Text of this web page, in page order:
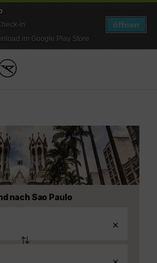
in
im Google Play Store
öffnen
nach Sao Paulo